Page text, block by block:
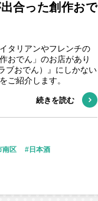
合った創作おで
タリアンやフレンチの
おでん」のお店があり
ブおでん）』にしかない
ご紹介します。
続きを読む
南区 日本酒